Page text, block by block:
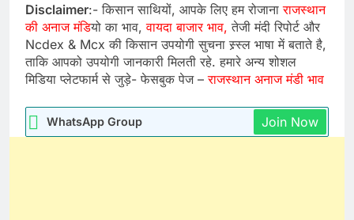
Disclaimer:- किसान साथियों, आपके लिए हम रोजानाराजस्थान
की अनाज मंडियो का भाव, वायदा बाजार भाव, तेजी मंदी रिपोर्ट और
Ncdex & Mcx की किसान उपयोगी सुचना स्र्स्ल भाषा में बताते है,
ताकि आपको उपयोगी जानकारी मिलती रहे. हमारे अन्य शोशल
मिडिया प्लेटफार्म से जुड़े- फेसबुक पेज –राजस्थान अनाज मंडी भाव
WhatsApp Group Join Now